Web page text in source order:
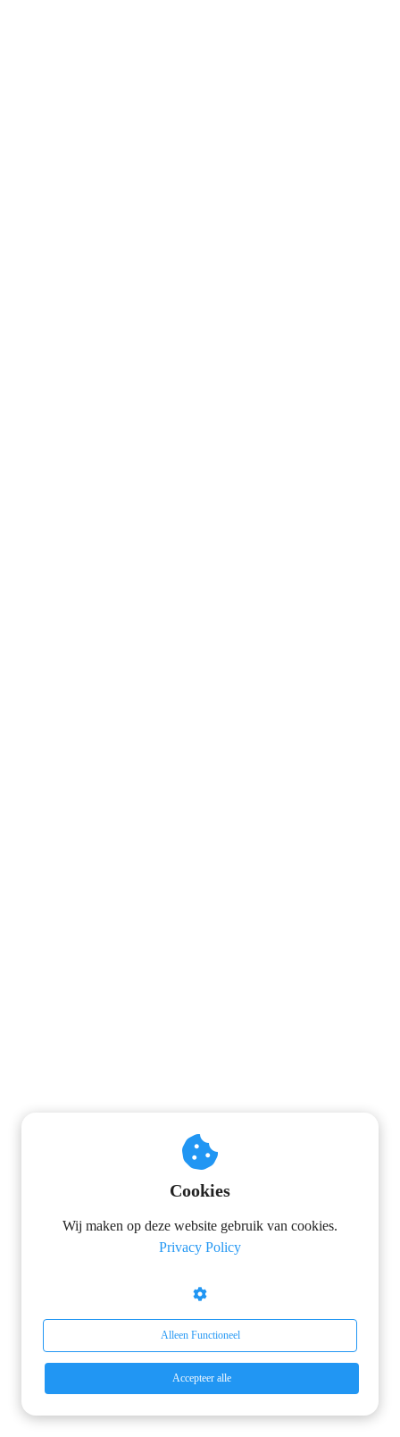
Cookies
Wij maken op deze website gebruik van cookies.
Privacy Policy
Alleen Functioneel
Accepteer alle